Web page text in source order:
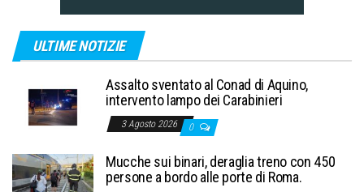
ULTIME NOTIZIE
Assalto sventato al Conad di Aquino,
intervento lampo dei Carabinieri
3 Agosto 2026 0
Mucche sui binari, deraglia treno con 450
persone a bordo alle porte di Roma.